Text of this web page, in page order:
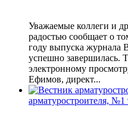
Уважаемые коллеги и
радостью сообщает о
году выпуска журнала
успешно завершилась.
электронному
Ефимов, директ...
арматуростроителя, №1